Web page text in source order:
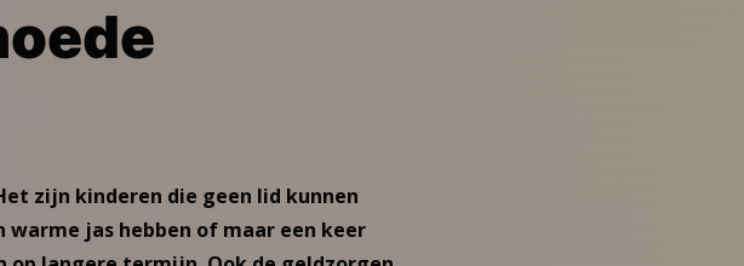
zijn kinderen die geen lid kunnen
jas hebben of maar een keer